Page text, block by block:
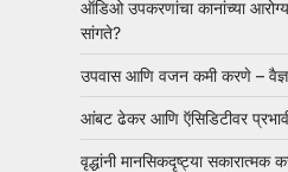
ऑडिओ उपकरणांचा कानांच्या
सांगते?
उपवास आणि वजन कमी करणे –
आंबट ढेकर आणि ऍसिडिटीवर
वृद्धांनी मानसिकदृष्ट्या